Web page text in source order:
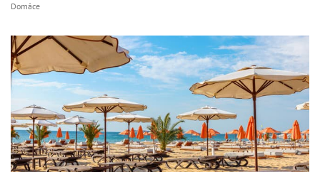
Domáce